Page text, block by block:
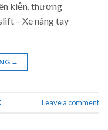
kiện, thương
– Xe nâng tay
→
Leave a comment